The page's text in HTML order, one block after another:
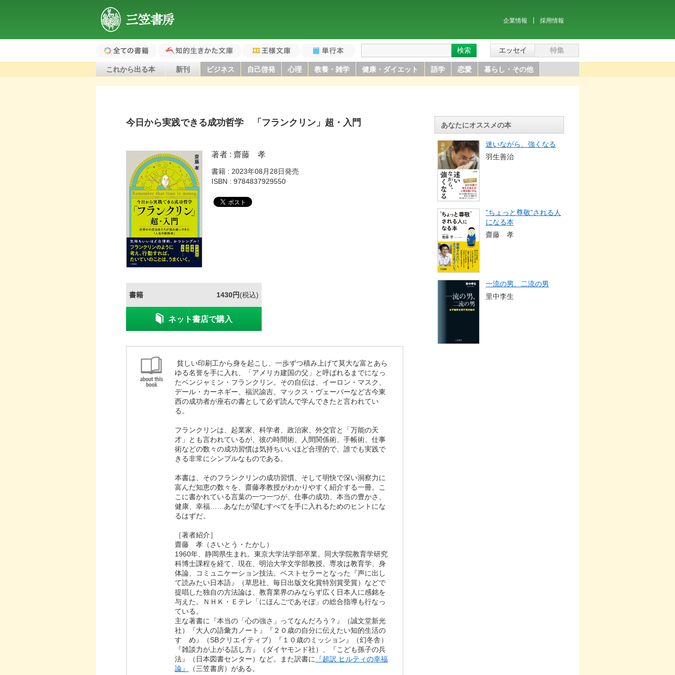
企業情報 採用情報
全ての書籍（ホ
ーム）
知的生きかた文庫 王様文庫 単行本
これから出る本 新刊 ビジネス 自己啓発 心理 教養・雑学 健康・ダイエット 語学 恋愛 暮らし・その他
エッセイ 特集
検索
今日から実践できる成功哲学 「フランクリン」超・入門
著者 齋藤 孝
書籍
2023年08月28日発売
ISBN
9784837929550
書籍 1430円(税込)
ネット書店で購入
貧しい印刷工から身を起こし、一歩ずつ積み上げて莫大な富とあら
ゆる名誉を手に入れ、「アメリカ建国の父」と呼ばれるまでになっ
たベンジャミン・フランクリン。その自伝は、イーロン・マスク、
デール・カーネギー、福沢諭吉、マックス・ヴェーバーなど古今東
西の成功者が座右の書として必ず読んで学んできたと言われてい
る。
フランクリンは、起業家、科学者、政治家、外交官と「万能の天
才」とも言われているが、彼の時間術、人間関係術、手帳術、仕事
術などの数々の成功習慣は気持ちいいほど合理的で、誰でも実践で
きる非常にシンプルなものである。
本書は、そのフランクリンの成功習慣、そして明快で深い洞察力に
富んだ知恵の数々を、齋藤孝教授がわかりやすく紹介する一冊。こ
こに書かれている言葉の一つ一つが、仕事の成功、本当の豊かさ、
健康、幸福……あなたが望むすべてを手に入れるためのヒントにな
るはずだ。
［著者紹介］
齋藤 孝（さいとう・たかし）
1960年、静岡県生まれ。東京大学法学部卒業。同大学院教育学研究
科博士課程を経て、現在、明治大学文学部教授。専攻は教育学、身
体論、コミュニケーション技法。ベストセラーとなった『声に出し
て読みたい日本語』（草思社、毎日出版文化賞特別賞受賞）などで
提唱した独自の方法論は、教育業界のみならず広く日本人に感銘を
与えた。ＮＨＫ・Ｅテレ「にほんごであそぼ」の総合指導も行なっ
ている。
主な著書に『本当の「心の強さ」ってなんだろう？』（誠文堂新光
社）『大人の語彙力ノート』『２０歳の自分に伝えたい知的生活の
すゝめ』（SBクリエイティブ）『１０歳のミッション』（幻冬舎）
『雑談力が上がる話し方』（ダイヤモンド社）、『こども孫子の兵
法』（日本図書センター）など。また訳書に
『超訳 ヒルティの幸福
論』
（三笠書房）がある。
あなたにオススメの本
迷いながら、強くなる
羽生善治
”ちょっと尊敬”される人
になる本
齋藤 孝
一流の男、二流の男
里中李生